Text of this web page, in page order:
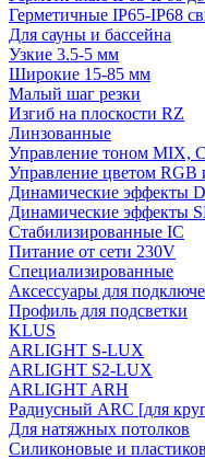
Герметичные IP65-IP68
Для сауны и бассейна
Узкие 3.5-5 мм
Широкие 15-85 мм
Малый шаг резки
Изгиб на плоскости RZ
Линзованные
Управление тоном MIX,
Управление цветом
Динамические эффекты
Динамические эффекты
Стабилизированные IC
Питание от сети 230V
Специализированные
Аксессуары для
Профиль для подсветки
KLUS
ARLIGHT S-LUX
ARLIGHT S2-LUX
ARLIGHT ARH
Радиусный ARC [для
Для натяжных потолков
Силиконовые и